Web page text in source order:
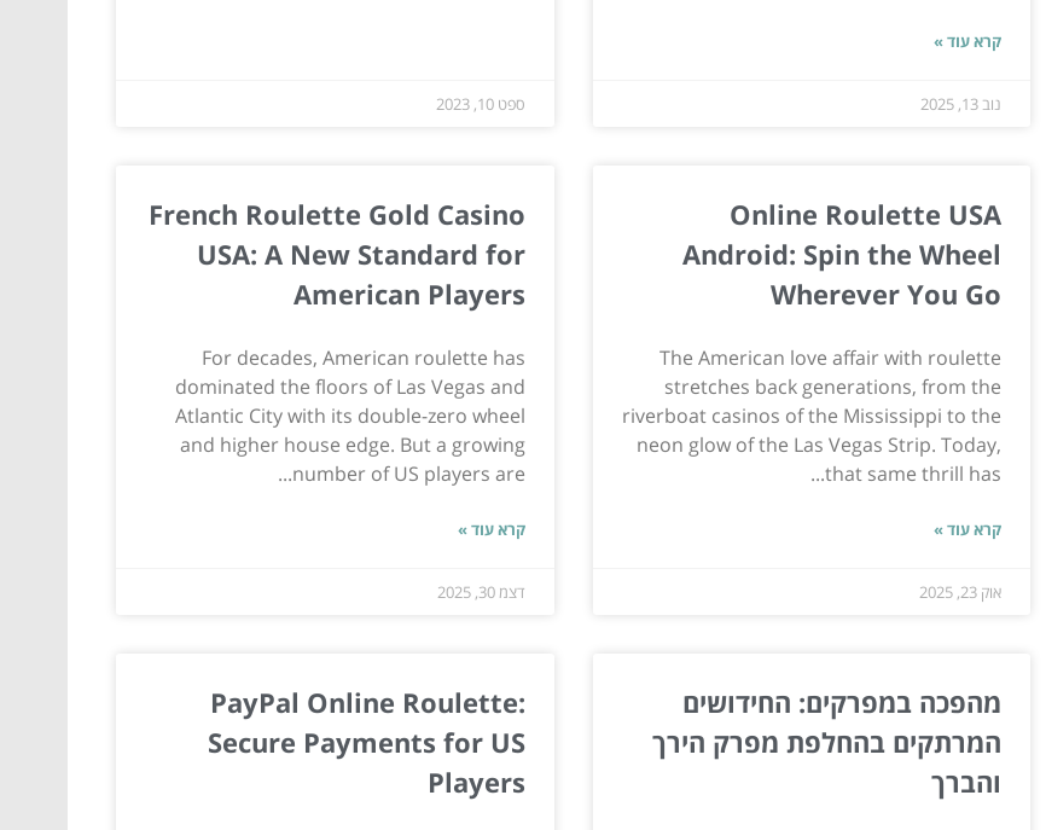
קרא עוד »
נוב 13, 2025 ספט 10, 2023
Online Roulette USA
Android: Spin the Wheel
Wherever You Go
The American love affair with roulette
stretches back generations, from the
riverboat casinos of the Mississippi to the
neon glow of the Las Vegas Strip. Today,
that same thrill has...
קרא עוד »
אוק 23, 2025
French Roulette Gold Casino
USA: A New Standard for
American Players
For decades, American roulette has
dominated the floors of Las Vegas and
Atlantic City with its double-zero wheel
and higher house edge. But a growing
number of US players are...
קרא עוד »
דצמ 30, 2025
מהפכה במפרקים: החידושים
המרתקים בהחלפת מפרק הירך
והברך
PayPal Online Roulette:
Secure Payments for US
Players